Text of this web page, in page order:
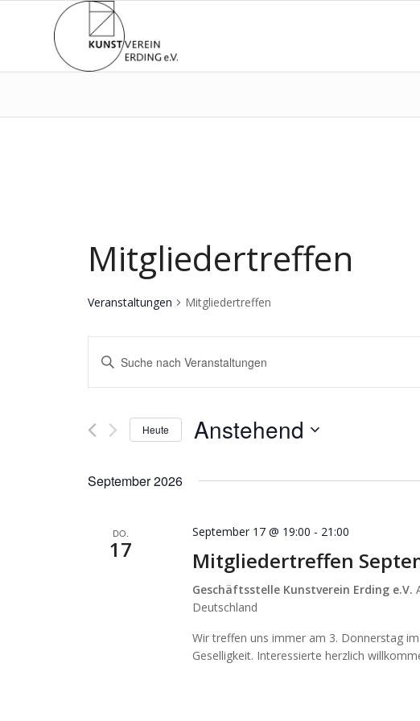
Mitgliedertreffen
Veranstaltungen Mitgliedertreffen
Veranstaltungen
Suche
und
Ansichten,
Navigation
Bitte
Schlüsselwort
eingeben.
nach
Veranstaltungen
Heute Anstehend
September 2026
DO.
17
September 17 @ 19:00 - 21:00
Mitgliedertreffen
Geschäftsstelle Kunstverein Erding e.V.
Deutschland
Wir treffen uns immer am 3. Donnerstag
Geselligkeit. Interessierte herzlich